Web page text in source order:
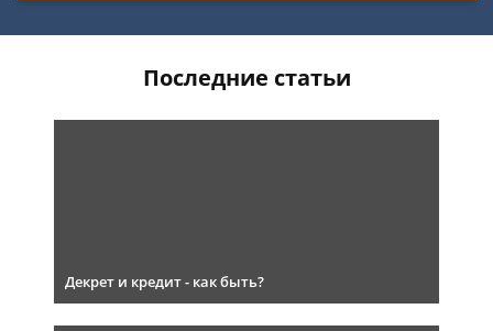
Последние статьи
Декрет и кредит - как быть?